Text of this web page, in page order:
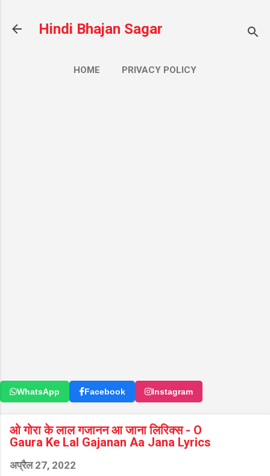
Hindi Bhajan Sagar
HOME PRIVACY POLICY
WhatsApp Facebook Instagram
ओ गोरा के लाल गजानन आ जाना लिरिक्स - O
Gaura Ke Lal Gajanan Aa Jana Lyrics
अप्रैल 27, 2022